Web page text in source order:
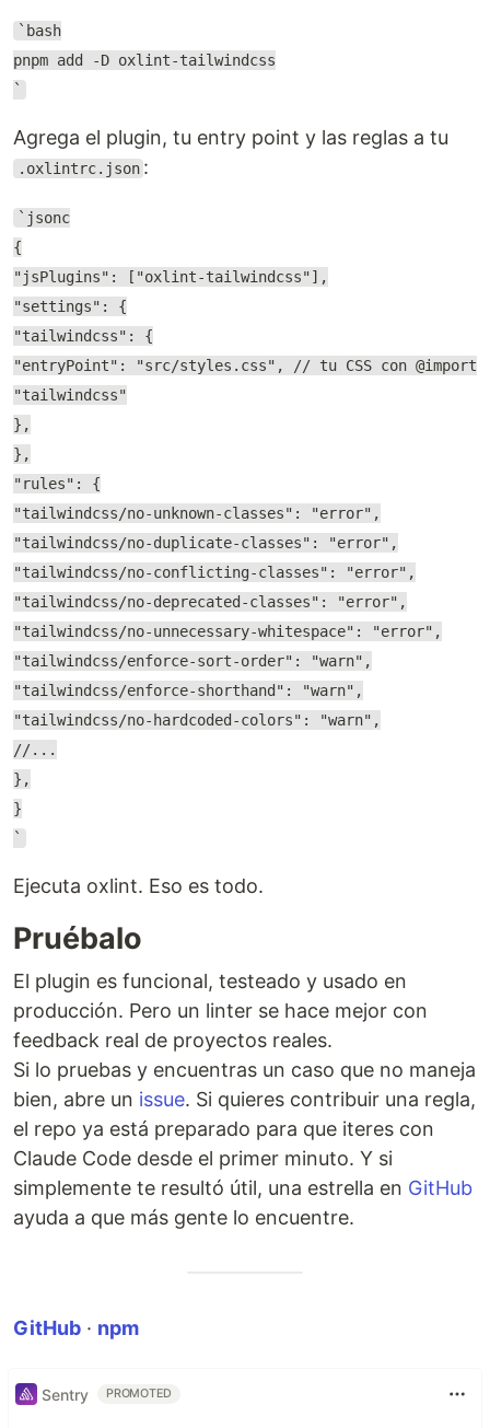
`bash
pnpm add -D oxlint-tailwindcss
`
Agrega el plugin, tu entry point y las reglas a tu
.oxlintrc.json :
`jsonc
{
"jsPlugins": ["oxlint-tailwindcss"],
"settings": {
"tailwindcss": {
"entryPoint": "src/styles.css", // tu CSS con @import
"tailwindcss"
},
},
"rules": {
"tailwindcss/no-unknown-classes": "error",
"tailwindcss/no-duplicate-classes": "error",
"tailwindcss/no-conflicting-classes": "error",
"tailwindcss/no-deprecated-classes": "error",
"tailwindcss/no-unnecessary-whitespace": "error",
"tailwindcss/enforce-sort-order": "warn",
"tailwindcss/enforce-shorthand": "warn",
"tailwindcss/no-hardcoded-colors": "warn",
//...
},
}
`
Ejecuta oxlint. Eso es todo.
Pruébalo
El plugin es funcional, testeado y usado en
producción. Pero un linter se hace mejor con
feedback real de proyectos reales.
Si lo pruebas y encuentras un caso que no maneja
bien, abre un issue. Si quieres contribuir una regla,
el repo ya está preparado para que iteres con
Claude Code desde el primer minuto. Y si
simplemente te resultó útil, una estrella en GitHub
ayuda a que más gente lo encuentre.
GitHub · npm
Sentry PROMOTED